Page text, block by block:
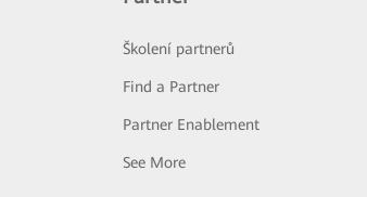
Školení partnerů
Find a Partner
Partner Enablement
See More